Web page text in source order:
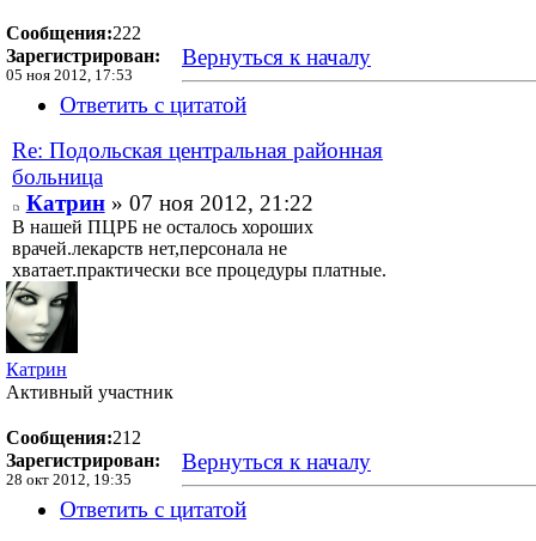
Сообщения:222
Зарегистрирован:
05 ноя 2012, 17:53
Вернуться к началу
Ответить с цитатой
Re: Подольская центральная районная
больница
Катрин» 07 ноя 2012, 21:22
В нашей ПЦРБ не осталось хороших
врачей.лекарств нет,персонала не
хватает.практически все процедуры платные.
Катрин
Активный участник
Сообщения:212
Зарегистрирован:
28 окт 2012, 19:35
Вернуться к началу
Ответить с цитатой